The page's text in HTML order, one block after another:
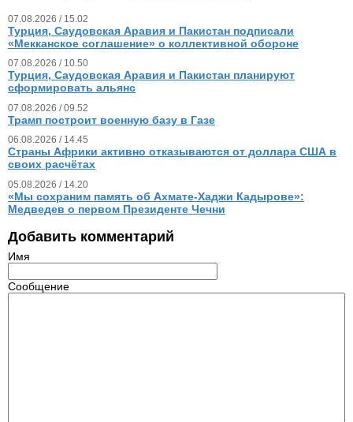
07.08.2026 / 15.02
Турция, Саудовская Аравия и Пакистан подписали
«Мекканское соглашение» о коллективной обороне
07.08.2026 / 10.50
Турция, Саудовская Аравия и Пакистан планируют
сформировать альянс
07.08.2026 / 09.52
Трамп построит военную базу в Газе
06.08.2026 / 14.45
Страны Африки активно отказываются от доллара США в
своих расчётах
05.08.2026 / 14.20
«Мы сохраним память об Ахмате-Хаджи Кадырове»:
Медведев о первом Президенте Чечни
Добавить комментарий
Имя
Сообщение